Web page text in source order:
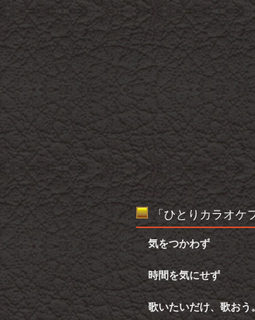
「ひとりカラオケ
気をつかわず
時間を気にせず
歌いたいだけ、歌おう